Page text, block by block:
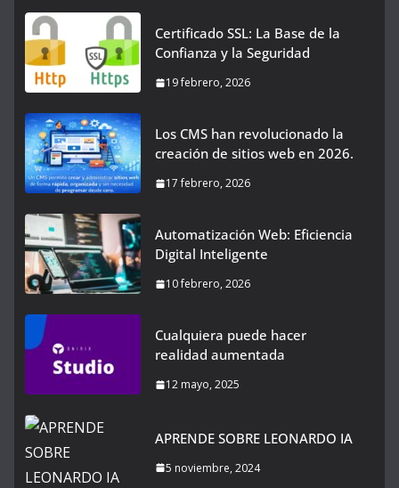
Certificado SSL: La Base de la
Confianza y la Seguridad
19 febrero, 2026
Los CMS han revolucionado la
creación de sitios web en 2026.
17 febrero, 2026
Automatización Web: Eficiencia
Digital Inteligente
10 febrero, 2026
Cualquiera puede hacer
realidad aumentada
12 mayo, 2025
APRENDE SOBRE LEONARDO IA
5 noviembre, 2024